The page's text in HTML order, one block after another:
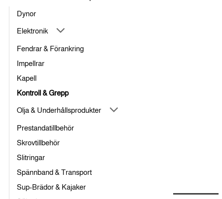
Dynor
Elektronik
Fendrar & Förankring
Impellrar
Kapell
Kontroll & Grepp
Olja & Underhållsprodukter
Prestandatillbehör
Skrovtillbehör
Slitringar
Spännband & Transport
Sup-Brädor & Kajaker